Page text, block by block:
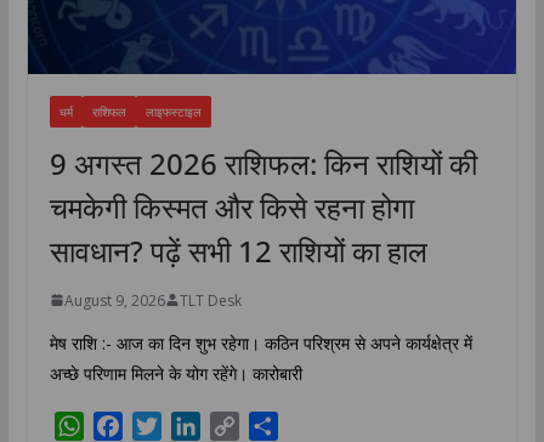
धर्म राशिफल लाइफस्टाइल
9 अगस्त 2026 राशिफल: किन राशियों की
चमकेगी किस्मत और किसे रहना होगा
सावधान? पढ़ें सभी 12 राशियों का हाल
August 9, 2026 TLT Desk
मेष राशि :- आज का दिन शुभ रहेगा। कठिन परिश्रम से अपने कार्यक्षेत्र में
अच्छे परिणाम मिलने के योग रहेंगे। कारोबारी
W